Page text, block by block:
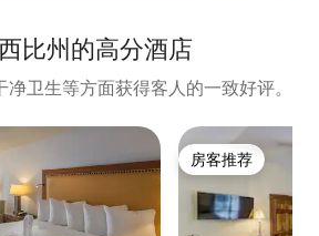
比州的高分酒店
卫生等方面获得客人的一致好评。
房客推荐
房客推荐